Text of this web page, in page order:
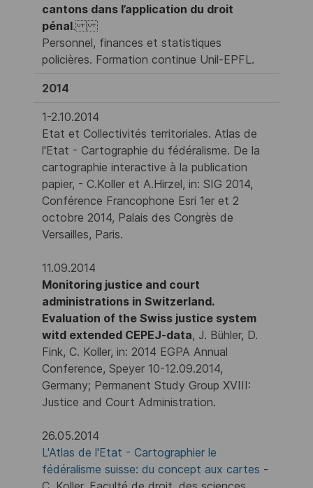
cantons dans l’application du droit
pénal.
Personnel, finances et statistiques
policières. Formation continue Unil-EPFL.
2014
1-2.10.2014
Etat et Collectivités territoriales. Atlas de
l'Etat - Cartographie du fédéralisme. De la
cartographie interactive à la publication
papier, - C.Koller et A.Hirzel, in: SIG 2014,
Conférence Francophone Esri 1er et 2
octobre 2014, Palais des Congrès de
Versailles, Paris.
11.09.2014
Monitoring justice and court
administrations in Switzerland.
Evaluation of the Swiss justice system
witd extended CEPEJ-data, J. Bühler, D.
Fink, C. Koller, in: 2014 EGPA Annual
Conference, Speyer 10-12.09.2014,
Germany; Permanent Study Group XVIII:
Justice and Court Administration.
26.05.2014
L'Atlas de l'Etat - Cartographier le
fédéralisme suisse: du concept aux cartes -